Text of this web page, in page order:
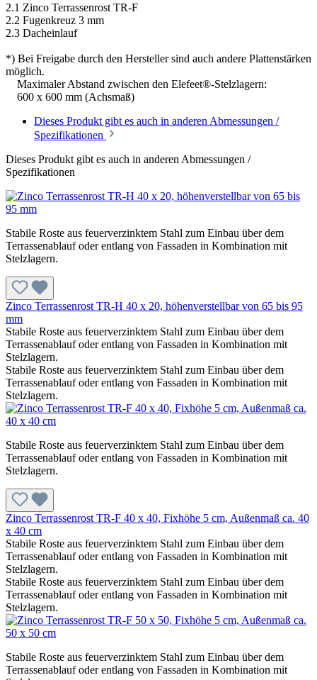
2.1 Zinco Terrassenrost TR-F
2.2 Fugenkreuz 3 mm
2.3 Dacheinlauf
*) Bei Freigabe durch den Hersteller sind auch andere Plattenstärken
möglich.
Maximaler Abstand zwischen den Elefeet®-Stelzlagern:
600 x 600 mm (Achsmaß)
Dieses Produkt gibt es auch in anderen Abmessungen /
Spezifikationen
Dieses Produkt gibt es auch in anderen Abmessungen /
Spezifikationen
Stabile Roste aus feuerverzinktem Stahl zum Einbau über dem
Terrassenablauf oder entlang von Fassaden in Kombination mit
Stelzlagern.
Zinco Terrassenrost TR-H 40 x 20, höhenverstellbar von 65 bis 95
mm
Stabile Roste aus feuerverzinktem Stahl zum Einbau über dem
Terrassenablauf oder entlang von Fassaden in Kombination mit
Stelzlagern.
Stabile Roste aus feuerverzinktem Stahl zum Einbau über dem
Terrassenablauf oder entlang von Fassaden in Kombination mit
Stelzlagern.
Stabile Roste aus feuerverzinktem Stahl zum Einbau über dem
Terrassenablauf oder entlang von Fassaden in Kombination mit
Stelzlagern.
Zinco Terrassenrost TR-F 40 x 40, Fixhöhe 5 cm, Außenmaß ca. 40
x 40 cm
Stabile Roste aus feuerverzinktem Stahl zum Einbau über dem
Terrassenablauf oder entlang von Fassaden in Kombination mit
Stelzlagern.
Stabile Roste aus feuerverzinktem Stahl zum Einbau über dem
Terrassenablauf oder entlang von Fassaden in Kombination mit
Stelzlagern.
Stabile Roste aus feuerverzinktem Stahl zum Einbau über dem
Terrassenablauf oder entlang von Fassaden in Kombination mit